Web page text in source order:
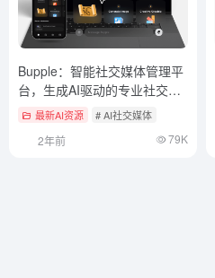
Bupple：智能社交媒体管理平
台，生成AI驱动的专业社交媒
体内容（付费）
最新AI资源 # AI社交媒体
2年前 79K